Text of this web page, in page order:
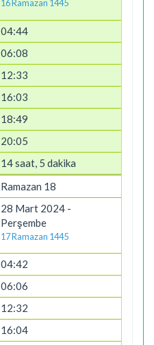
16 Ramazan 1445
04:44
06:08
12:33
16:03
18:49
20:05
14 saat, 5 dakika
Ramazan 18
28 Mart 2024 -
Perşembe
17 Ramazan 1445
04:42
06:06
12:32
16:04